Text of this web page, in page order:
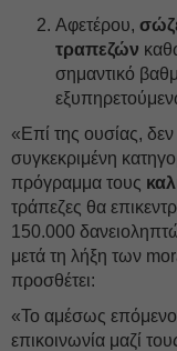
Αφετέρου,
τραπεζών
σημαντικό
«Επί της ουσίας,
συγκεκριμένη
πρόγραμμα τους
τράπεζες θα
150.000
μετά τη λήξη των
προσθέτει:
«Το αμέσως επόμενο
επικοινωνία μαζί